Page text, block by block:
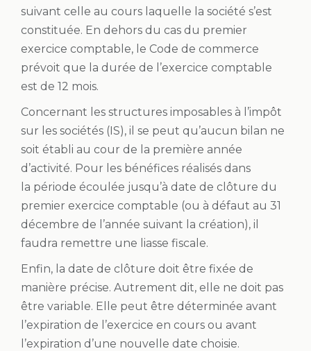
suivant celle au cours laquelle la société s’est
constituée. En dehors du cas du premier
exercice comptable, le Code de commerce
prévoit que la durée de l’exercice comptable
est de 12 mois.
Concernant les structures imposables à l’impôt
sur les sociétés (IS), il se peut qu’aucun bilan ne
soit établi au cour de la première année
d’activité. Pour les bénéfices réalisés dans
la période écoulée jusqu’à date de clôture du
premier exercice comptable (ou à défaut au 31
décembre de l’année suivant la création), il
faudra remettre une liasse fiscale.
Enfin, la date de clôture doit être fixée de
manière précise. Autrement dit, elle ne doit pas
être variable. Elle peut être déterminée avant
l’expiration de l’exercice en cours ou avant
l’expiration d’une nouvelle date choisie.